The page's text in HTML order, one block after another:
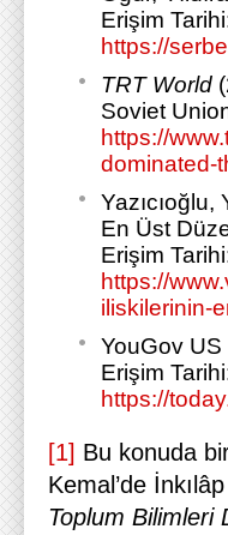
Erişim
https://
TRT World
Soviet
https://
dominated-
Yazıcıoğlu,
En Üst
Erişim
https://
iliskilerinin-
YouGov US
Erişim
https://
[1] Bu konuda
Kemal’de
Toplum Bilimleri